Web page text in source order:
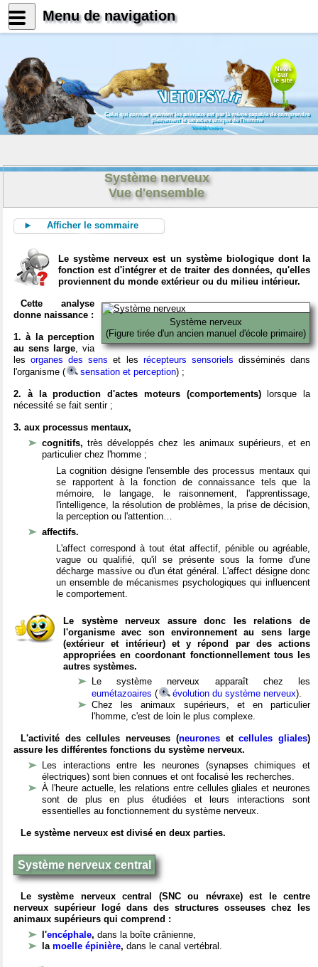
News
sur
le site
Celui qui connait vraiment les animaux est par là même capable de comprendre
pleinement le caractère unique de l'homme
Konrad Lorenz
Système nerveux
Vue d'ensemble
► Afficher le sommaire
Le système nerveux est un système biologique dont la
fonction est d'intégrer et de traiter des données, qu'elles
proviennent du monde extérieur ou du milieu intérieur.
Système nerveux
(Figure tirée d'un ancien manuel d'école primaire)
Cette analyse
donne naissance :
1. à la perception
au sens large, via
lesorganes des sens et les récepteurs sensoriels disséminés dans
l'organisme (
sensation et perception) ;
2. à la production d'actes moteurs (comportements)lorsque la
nécessité se fait sentir ;
3. aux processus mentaux,
cognitifs,très développés chez les animaux supérieurs, et en
particulier chez l'homme ;
La cognition désigne l'ensemble des processus mentaux qui
se rapportent à la fonction de connaissance tels que la
mémoire, le langage, le raisonnement, l'apprentissage,
l'intelligence, la résolution de problèmes, la prise de décision,
la perception ou l'attention…
affectifs.
L'affect correspond à tout état affectif, pénible ou agréable,
vague ou qualifié, qu'il se présente sous la forme d'une
décharge massive ou d'un état général. L'affect désigne donc
un ensemble de mécanismes psychologiques qui influencent
le comportement.
Le système nerveux assure donc les relations de
l'organisme avec son environnement au sens large
(extérieur et intérieur) et y répond par des actions
appropriées en coordonant fonctionnellement tous les
autres systèmes.
Le système nerveux apparaît chez les
eumétazoaires ( évolution du système nerveux).
Chez les animaux supérieurs, et en particulier
l'homme, c'est de loin le plus complexe.
L'activité des cellules nerveuses (neuronesetcellules gliales)
assure les différentes fonctions du système nerveux.
Les interactions entre les neurones (synapses chimiques et
électriques) sont bien connues et ont focalisé les recherches.
À l'heure actuelle, les relations entre cellules gliales et neurones
sont de plus en plus étudiées et leurs interactions sont
essentielles au fonctionnement du système nerveux.
Le système nerveux est divisé en deux parties.
Système nerveux central
Le système nerveux central (SNC ou névraxe) est le centre
nerveux supérieur logé dans des structures osseuses chez les
animaux supérieurs qui comprend :
l'encéphale, dans la boîte crânienne,
la moelle épinière, dans le canal vertébral.
Menu de navigation